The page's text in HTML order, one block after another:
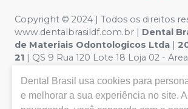
Copyright © 2024 | Todos os direitos
www.dentalbrasildf.com.br | Dental
de Materiais Odontologicos Ltda |
21 | QS 9 Rua 120 Lote 18 Loja 02 -
Segurança - Fotos meramente
condições da loja virtual estão sujeitos
Dental Brasil usa cookies para
e melhorar a sua experiência no site.